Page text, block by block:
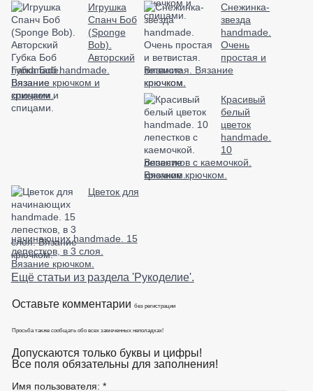
Игрушка
Спанч Боб
(Sponge
Bob).
Авторский
Губка Боб handmade.
Вязание крючком и
спицами.
Снежинка-
звезда
handmade.
Очень
простая и
ветвистая. Вязание
крючком.
Красивый
белый
цветок
handmade.
10
лепестков с каемочкой.
Вязание крючком.
Цветок для
начинающих handmade. 15
лепестков, в 3 слоя.
Вязание крючком.
Ещё статьи из раздела 'Рукоделие'.
Оставьте комментарии без регистрации
Просьба также сообщать обо всех замеченных неполадках!
Допускаются только буквы и цифры!
Все поля обязательны для заполнения!
Имя пользователя: *